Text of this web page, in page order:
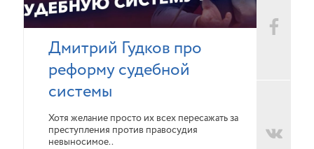
Дмитрий Гудков про
реформу судебной
системы
Хотя желание просто их всех пересажать за
преступления против правосудия
невыносимое..